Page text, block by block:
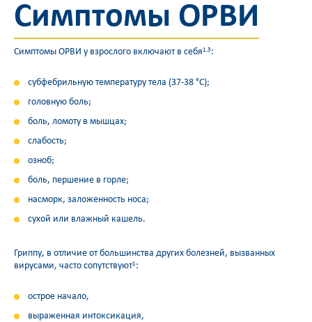
Симптомы ОРВИ
Симптомы ОРВИ у взрослого включают в себя1,3 :
субфебрильную температуру тела (37-38 °C);
головную боль;
боль, ломоту в мышцах;
слабость;
озноб;
боль, першение в горле;
насморк, заложенность носа;
сухой или влажный кашель.
Гриппу, в отличие от большинства других болезней, вызванных
вирусами, часто сопутствуют1 :
острое начало,
выраженная интоксикация,